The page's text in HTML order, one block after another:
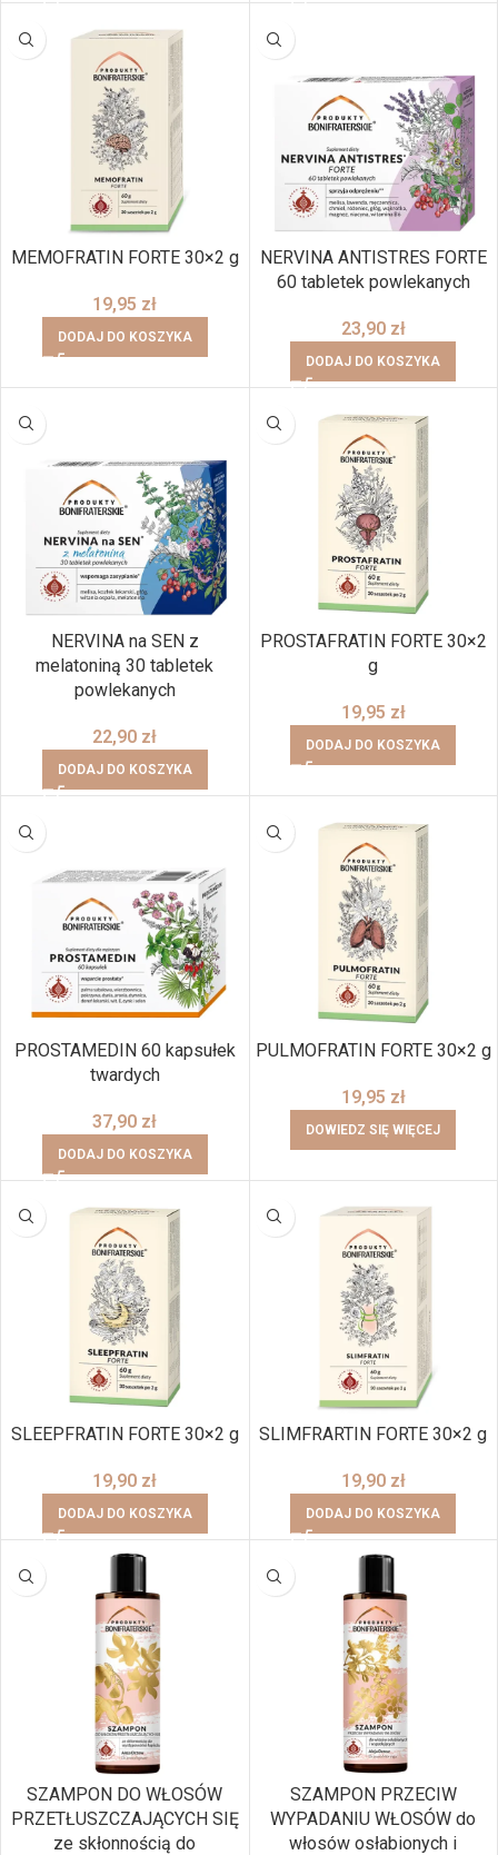
MEMOFRATIN FORTE 30×2 g
19,95 zł
DODAJ DO KOSZYKA
NERVINA ANTISTRES FORTE
60 tabletek powlekanych
23,90 zł
DODAJ DO KOSZYKA
NERVINA na SEN z
melatoniną 30 tabletek
powlekanych
22,90 zł
DODAJ DO KOSZYKA
PROSTAFRATIN FORTE 30×2
g
19,95 zł
DODAJ DO KOSZYKA
PROSTAMEDIN 60 kapsułek
twardych
37,90 zł
DODAJ DO KOSZYKA
BRAK
PULMOFRATIN FORTE 30×2 g
19,95 zł
DOWIEDZ SIĘ WIĘCEJ
SLEEPFRATIN FORTE 30×2 g
19,90 zł
DODAJ DO KOSZYKA
SLIMFRARTIN FORTE 30×2 g
19,90 zł
DODAJ DO KOSZYKA
SZAMPON DO WŁOSÓW
PRZETŁUSZCZAJĄCYCH SIĘ
ze skłonnością do
SZAMPON PRZECIW
WYPADANIU WŁOSÓW do
włosów osłabionych i